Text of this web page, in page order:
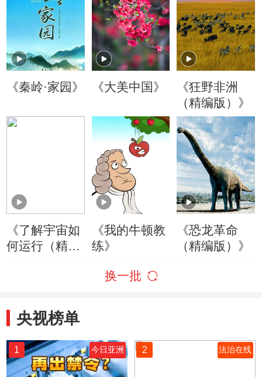
《秦岭·家园》 《大美中国》
《狂野非洲
（精编版）》
《了解宇宙如
何运行（精编
《我的牛顿教
练》
《恐龙革命
（精编版）》
换一批
央视榜单
1 今日亚洲 2 法治在线